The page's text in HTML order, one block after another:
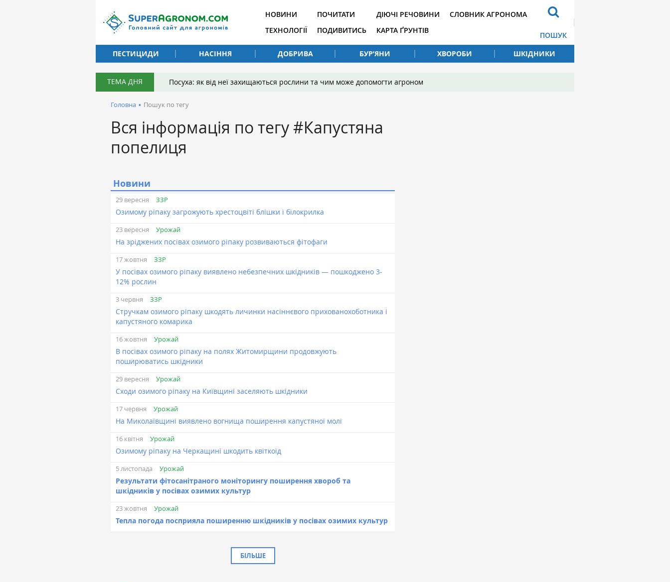
НОВИНИ
ТЕХНОЛОГІЇ
ПОЧИТАТИ
ПОДИВИТИСЬ
ДІЮЧІ РЕЧОВИНИ
КАРТА ҐРУНТІВ
СЛОВНИК АГРОНОМА
ПОШУК
ПЕСТИЦИДИ
НАСІННЯ ДОБРИВА БУР’ЯНИ ХВОРОБИ ШКІДНИКИ
ТЕМА ДНЯ Посуха: як від неї захищаються рослини та чим може допомогти агроном
Головна • Пошук по тегу
Вся інформація по тегу #Капустяна
попелиця
Новини
29 вересня ЗЗР
Озимому ріпаку загрожують хрестоцвіті блішки і білокрилка
23 вересня Урожай
На зріджених посівах озимого ріпаку розвиваються фітофаги
17 жовтня ЗЗР
У посівах озимого ріпаку виявлено небезпечних шкідників — пошкоджено 3-
12% рослин
3 червня ЗЗР
Стручкам озимого ріпаку шкодять личинки насіннєвого прихованохоботника і
капустяного комарика
16 жовтня Урожай
В посівах озимого ріпаку на полях Житомирщини продовжують
поширюватись шкідники
29 вересня Урожай
Сходи озимого ріпаку на Київщині заселяють шкідники
17 червня Урожай
На Миколаївщині виявлено вогнища поширення капустяної молі
16 квітня Урожай
Озимому ріпаку на Черкащині шкодить квіткоїд
5 листопада Урожай
Результати фітосанітраного моніторингу поширення хвороб та
шкідників у посівах озимих культур
23 жовтня Урожай
Тепла погода посприяла поширенню шкідників у посівах озимих культур
БІЛЬШЕ